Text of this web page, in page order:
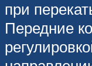
при
Передние